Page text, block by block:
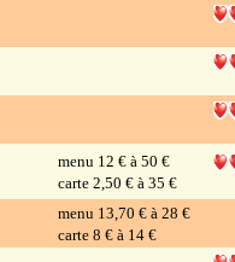
menu 12 € à 50 €
carte 2,50 € à 35 €
menu 13,70 € à 28 €
carte 8 € à 14 €